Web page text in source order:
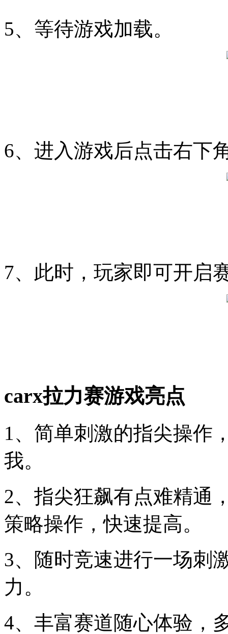
5、等待游戏加载。
6、进入游戏后点击右下
7、此时，玩家即可开启
carx拉力赛游戏亮点
1、简单刺激的指尖操作
我。
2、指尖狂飙有点难精通
策略操作，快速提高。
3、随时竞速进行一场刺
力。
4、丰富赛道随心体验，